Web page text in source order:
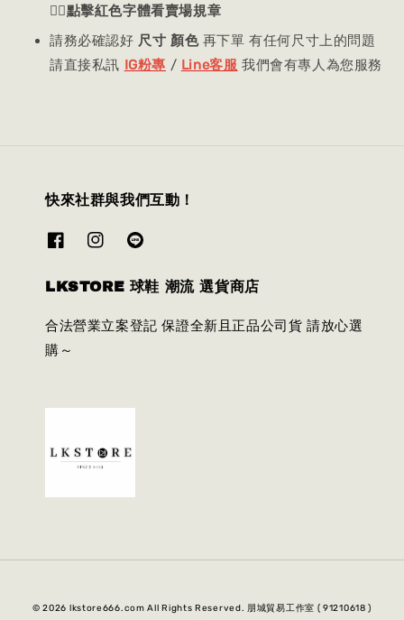
👈🏻點擊紅色字體看賣場規章
請務必確認好 尺寸 顏色再下單 有任何尺寸上的問題
請直接私訊 IG粉專 / Line客服 我們會有專人為您服務
快來社群與我們互動！
LKSTORE 球鞋 潮流 選貨商店
合法營業立案登記 保證全新且正品公司貨 請放心選
購～
© 2026 lkstore666.com All Rights Reserved. 朋城貿易工作室 ( 91210618 )